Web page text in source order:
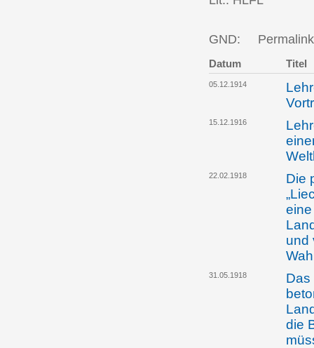
GND:
Datum Titel
05.12.1914
15.12.1916
22.02.1918
Die
und
31.05.1918
Das
die